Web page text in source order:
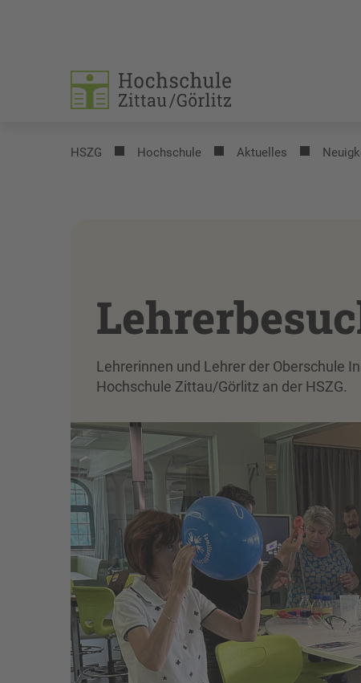
HSZG Hochschule Aktuelles
Lehrerinnen und Lehrer der Oberschule
Hochschule Zittau/Görlitz an der HSZG.